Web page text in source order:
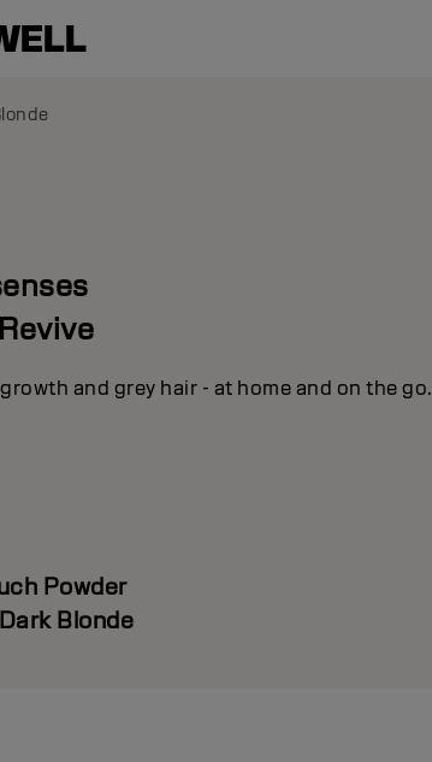
and grey hair - at home and on the go.
Powder
Blonde